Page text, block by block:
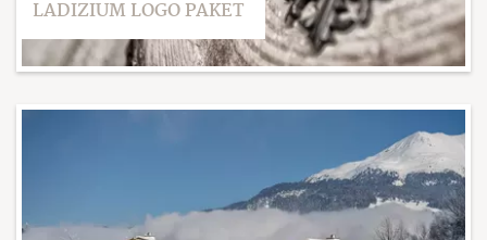
LADIZIUM LOGO PAKET